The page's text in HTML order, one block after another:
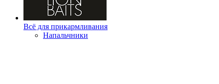
Всё для прикармливания
Напальчники